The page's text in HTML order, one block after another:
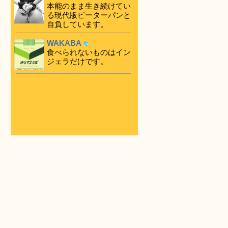
本能のまま生き続けてい
る現代版ピーターパンと
自負しています。
WAKABA
食べられないものはイン
ジェラだけです。